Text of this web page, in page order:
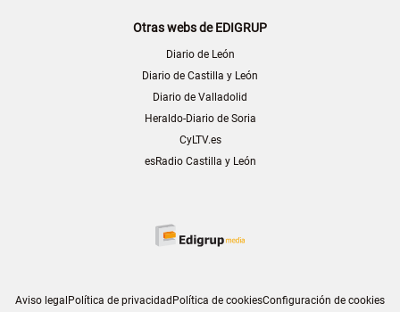
Otras webs de EDIGRUP
Diario de León
Diario de Castilla y León
Diario de Valladolid
Heraldo-Diario de Soria
CyLTV.es
esRadio Castilla y León
Aviso legalPolítica de privacidadPolítica de cookiesConfiguración de cookies